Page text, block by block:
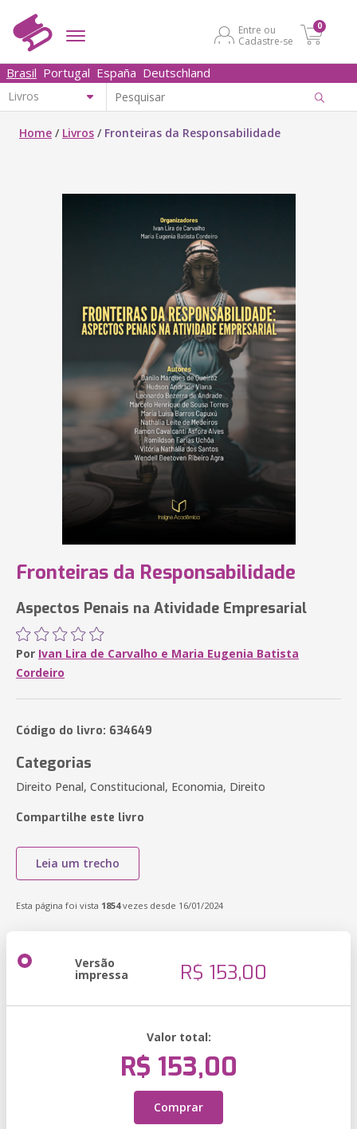
Entre ou
Cadastre-se
0
Brasil Portugal España Deutschland
Home / Livros / Fronteiras da Responsabilidade
Fronteiras da Responsabilidade
Aspectos Penais na Atividade Empresarial
Por Ivan Lira de Carvalho e Maria Eugenia Batista
Cordeiro
Código do livro: 634649
Categorias
Direito Penal, Constitucional, Economia, Direito
Compartilhe este livro
Leia um trecho
Esta página foi vista 1854vezes desde 16/01/2024
Versão
impressa R$ 153,00
Valor total:
R$ 153,00
Comprar